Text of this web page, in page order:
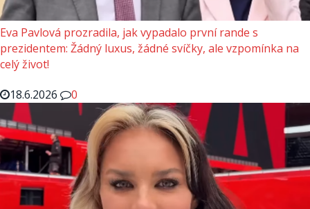
Eva Pavlová prozradila, jak vypadalo první rande s
prezidentem: Žádný luxus, žádné svíčky, ale vzpomínka na
celý život!
18.6.2026
0